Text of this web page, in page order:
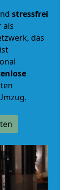
stressfrei
als
das